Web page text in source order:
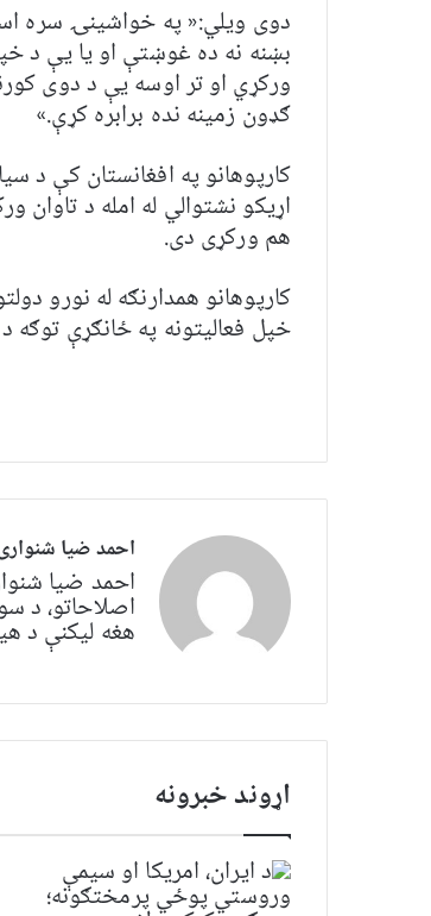
دوی ویلي:« په خواشینۍ سره
بښنه نه ده غوښتې او یا یې د
ورکړي او تر اوسه یې د دوی
ګډون زمینه نده برابره کړې.»
کارپوهانو په افغانستان کې د
اړیکو نشتوالي له امله د
هم ورکړی دی.
کارپوهانو همدارنګه له نورو
خپل فعالیتونه په ځانګړې
احمد ضیا
احمد ضیا
اصلاحاتو، د
هغه لیکنې د
اړوند خبرونه